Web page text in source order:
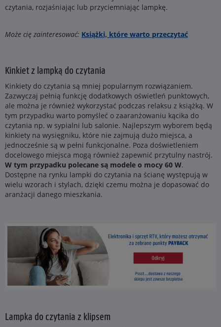
czytania, rozjaśniając lub przyciemniając lampkę.
Może cię zainteresować: Książki, które warto przeczytać
Kinkiet z lampką do czytania
Kinkiety do czytania są mniej popularnym rozwiązaniem.
Zazwyczaj pełnią funkcję dodatkowych oświetleń punktowych,
ale można je również wykorzystać podczas relaksu z książką. W
tym przypadku warto pomyśleć o zaaranżowaniu kącika do
czytania np. w sypialni lub salonie. Najlepszym wyborem będą
kinkiety na wysięgniku, które nie zajmują dużo miejsca, a
jednocześnie są w pełni funkcjonalne. Poza doświetleniem
docelowego miejsca mogą również zapewnić przytulny nastrój.
W tym przypadku polecane są modele o mocy 60 W.
Dostępne na rynku lampki do czytania na ścianę występują w
wielu wzorach i stylach, dzięki czemu można je dopasować do
aranżacji danego mieszkania.
Lampka do czytania z klipsem